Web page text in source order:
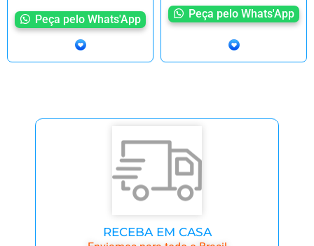
Peça pelo Whats'App Peça pelo Whats'App
RECEBA EM CASA